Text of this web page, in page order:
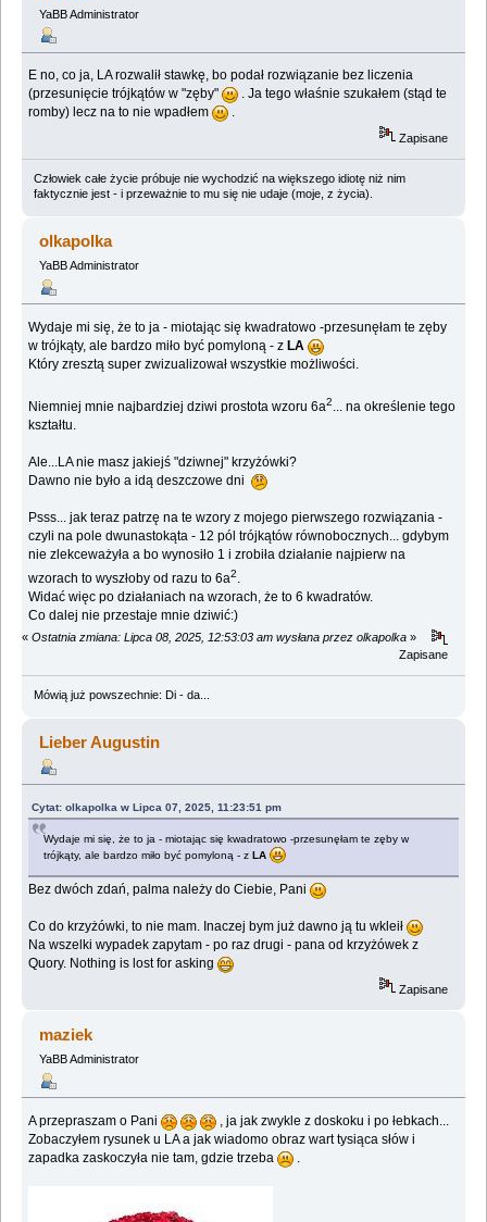
YaBB Administrator
E no, co ja, LA rozwalił stawkę, bo podał rozwiązanie bez liczenia
(przesunięcie trójkątów w "zęby"
. Ja tego właśnie szukałem (stąd te
romby) lecz na to nie wpadłem
.
Zapisane
Człowiek całe życie próbuje nie wychodzić na większego idiotę niż nim
faktycznie jest - i przeważnie to mu się nie udaje (moje, z życia).
olkapolka
YaBB Administrator
Wydaje mi się, że to ja - miotając się kwadratowo -przesunęłam te zęby
w trójkąty, ale bardzo miło być pomyloną - z LA
Który zresztą super zwizualizował wszystkie możliwości.
Niemniej mnie najbardziej dziwi prostota wzoru 6a2
... na określenie tego
kształtu.
Ale...LA nie masz jakiejś "dziwnej" krzyżówki?
Dawno nie było a idą deszczowe dni
Psss... jak teraz patrzę na te wzory z mojego pierwszego rozwiązania -
czyli na pole dwunastokąta - 12 pól trójkątów równobocznych... gdybym
nie zlekceważyła a bo wynosiło 1 i zrobiła działanie najpierw na
wzorach to wyszłoby od razu to 6a2.
Widać więc po działaniach na wzorach, że to 6 kwadratów.
Co dalej nie przestaje mnie dziwić:)
« Ostatnia zmiana: Lipca 08, 2025, 12:53:03 am wysłana przez olkapolka »
Zapisane
Mówią już powszechnie: Di - da...
Lieber Augustin
Cytat: olkapolka w Lipca 07, 2025, 11:23:51 pm
Wydaje mi się, że to ja - miotając się kwadratowo -przesunęłam te zęby w
trójkąty, ale bardzo miło być pomyloną - z LA
Bez dwóch zdań, palma należy do Ciebie, Pani
Co do krzyżówki, to nie mam. Inaczej bym już dawno ją tu wkleił
Na wszelki wypadek zapytam - po raz drugi - pana od krzyżówek z
Quory. Nothing is lost for asking
Zapisane
maziek
YaBB Administrator
A przepraszam o Pani
, ja jak zwykle z doskoku i po łebkach...
Zobaczyłem rysunek u LA a jak wiadomo obraz wart tysiąca słów i
zapadka zaskoczyła nie tam, gdzie trzeba